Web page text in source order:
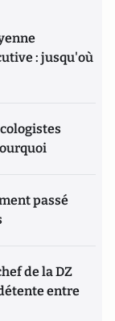
: jusqu'où
passé
de la DZ
entre